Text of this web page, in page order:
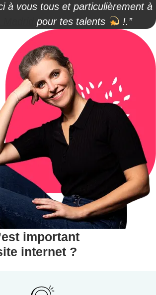
à vous tous et particulièrement à
pour tes talents !.”
important
internet ?